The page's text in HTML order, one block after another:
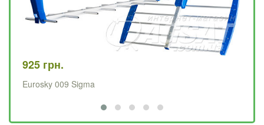
925 грн.
Eurosky 009 Sigma